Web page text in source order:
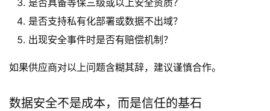
是否支持私有化部署或数据不出域？
出现安全事件时是否有赔偿机制？
如果供应商对以上问题含糊其辞，建议谨慎合作。
数据安全不是成本，而是信任的基石